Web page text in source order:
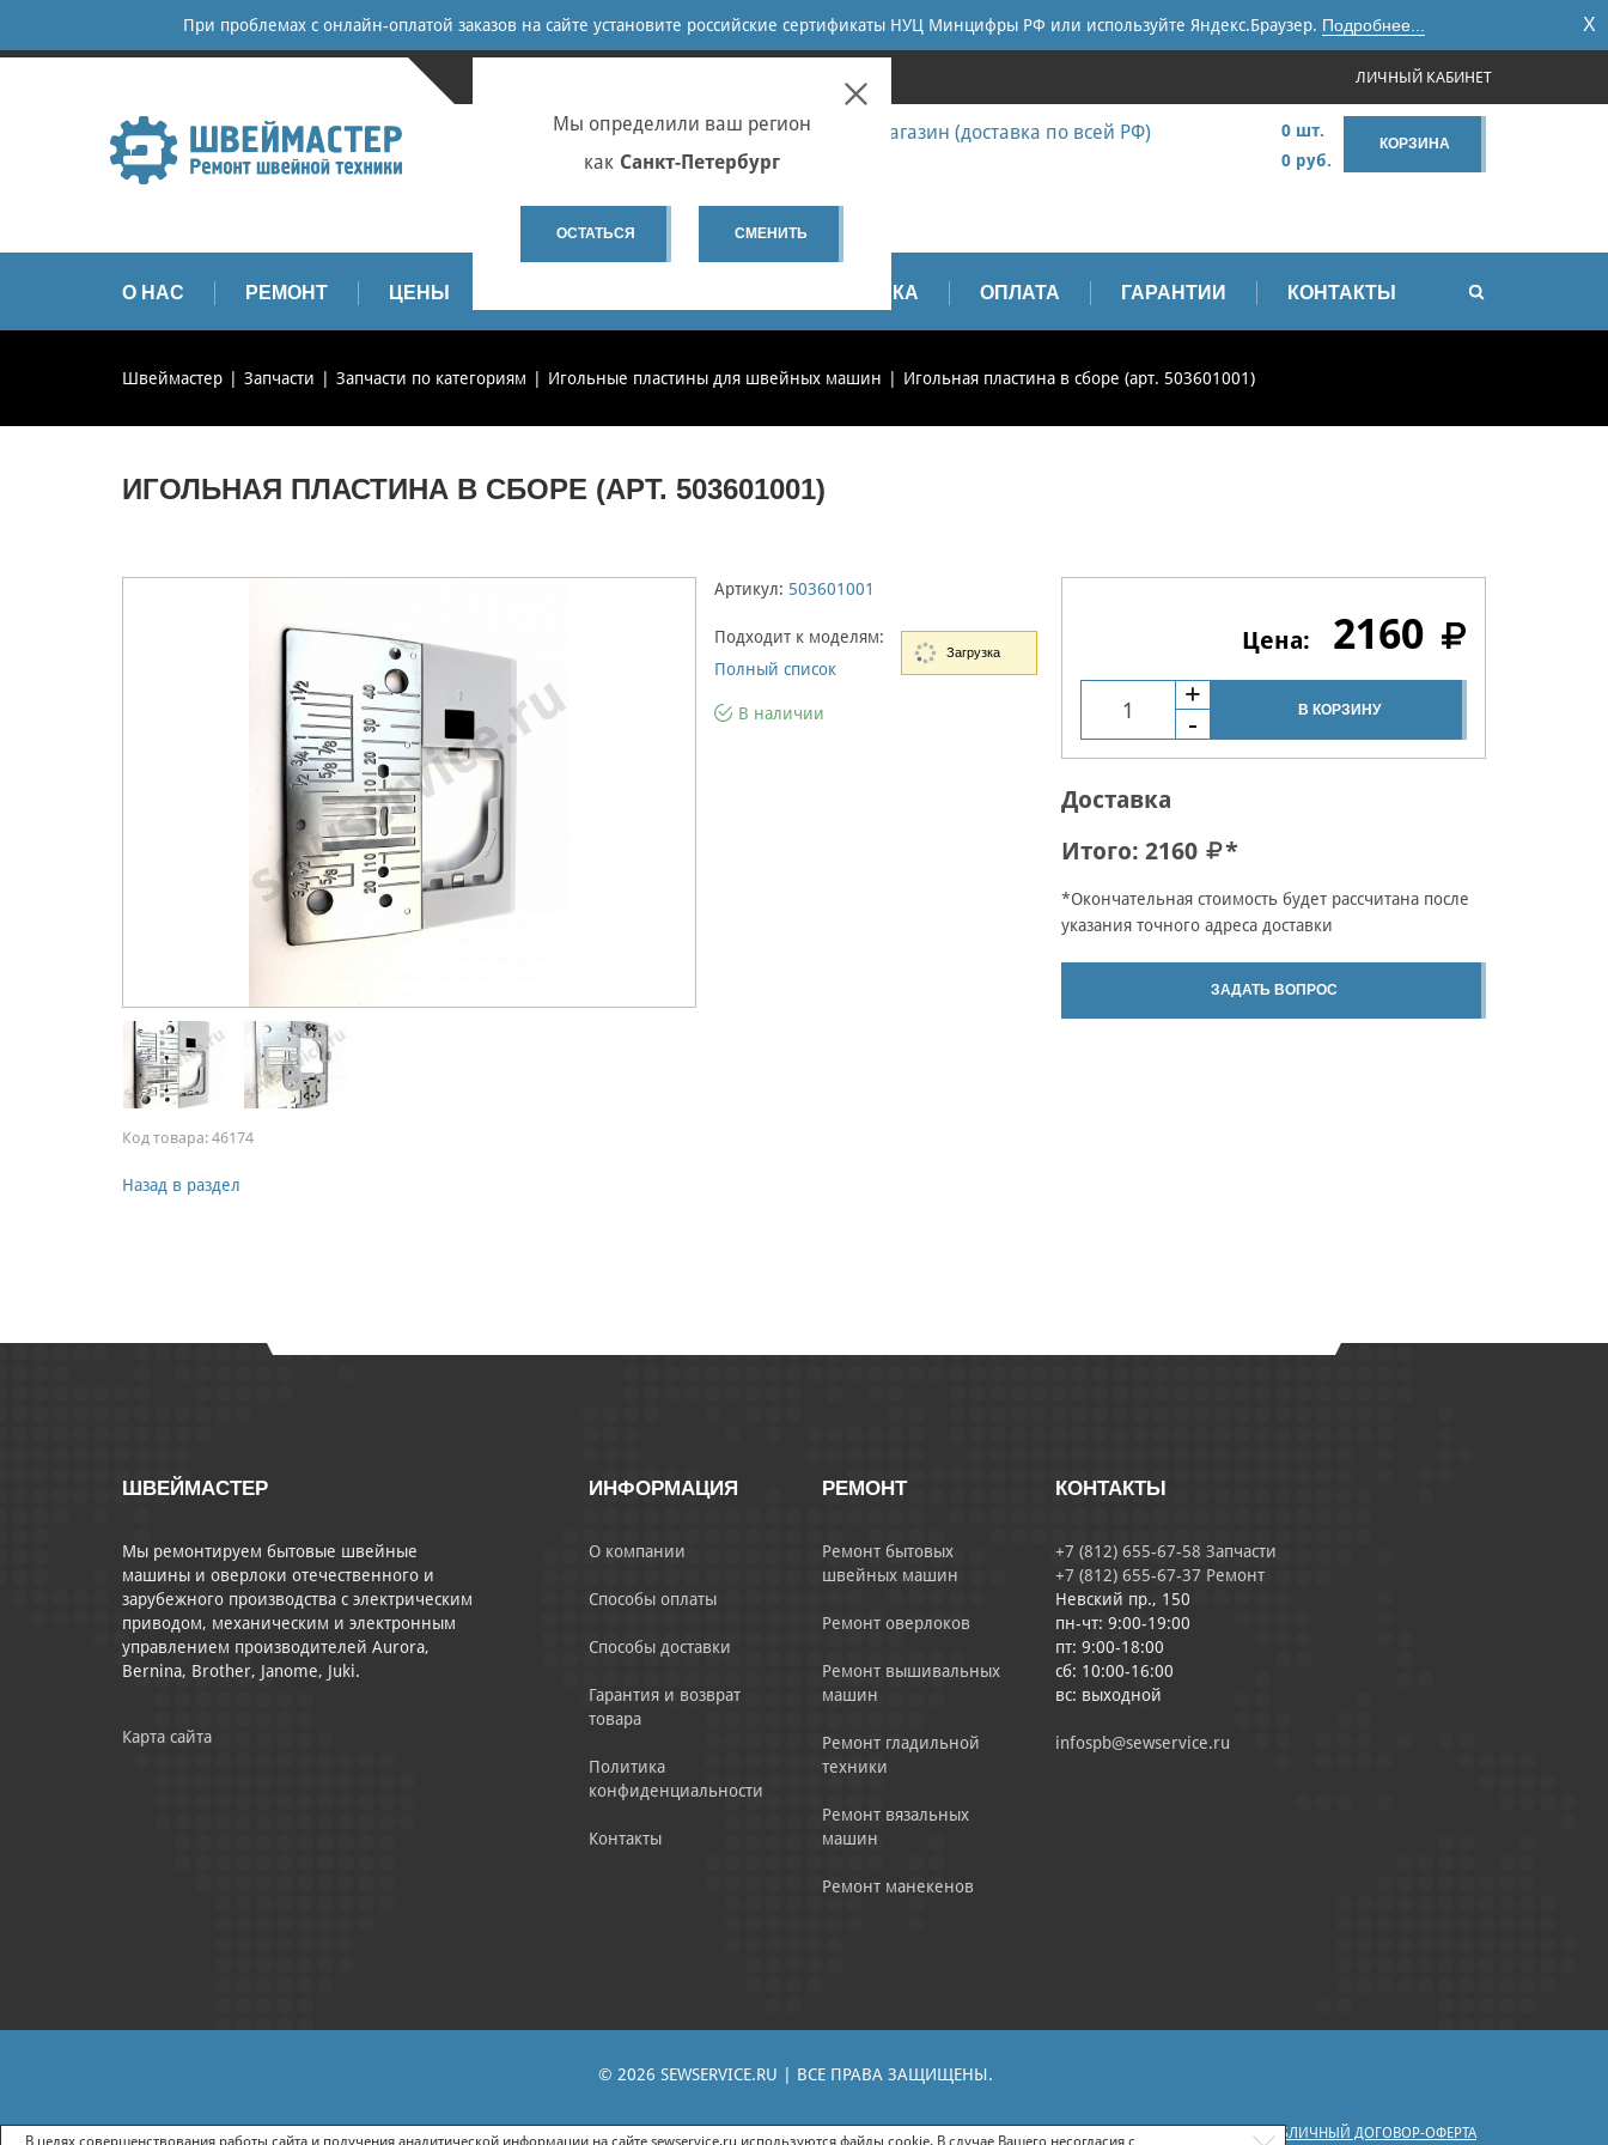
При проблемах с онлайн-оплатой заказов на сайте установите российские сертификаты НУЦ Минцифры РФ или используйте Яндекс.Браузер. Подробнее... X
Мы определили ваш регион
как Санкт-Петербург
ОСТАТЬСЯ СМЕНИТЬ
ЛИЧНЫЙ КАБИНЕТ
+7 (812) 655-67-58 Запчасти - интернет-магазин (доставка по всей РФ)
+7 (812) 655-67-37 Ремонт
infospb@sewservice.ru
КОРЗИНА
0 шт.
0 руб.
О НАС РЕМОНТ ЦЕНЫ ДОСТАВКА ОПЛАТА ГАРАНТИИ КОНТАКТЫ
Швеймастер Запчасти Запчасти по категориям Игольные пластины для швейных машин Игольная пластина в сборе (арт. 503601001)
ИГОЛЬНАЯ ПЛАСТИНА В СБОРЕ (АРТ. 503601001)
Код товара: 46174
Назад в раздел
Артикул: 503601001
Подходит к моделям:
Полный список
В наличии
2160
В КОРЗИНУ
Доставка
Итого: 2160 *
*Окончательная стоимость будет рассчитана после
указания точного адреса доставки
ЗАДАТЬ ВОПРОС
ШВЕЙМАСТЕР
Мы ремонтируем бытовые швейные
машины и оверлоки отечественного и
зарубежного производства с электрическим
приводом, механическим и электронным
управлением производителей Aurora,
Bernina, Brother, Janome, Juki.
Карта сайта
ИНФОРМАЦИЯ
О компании
Способы оплаты
Способы доставки
Гарантия и возврат
товара
Политика
конфиденциальности
Контакты
РЕМОНТ
Ремонт бытовых
швейных машин
Ремонт оверлоков
Ремонт вышивальных
машин
Ремонт гладильной
техники
Ремонт вязальных
машин
Ремонт манекенов
КОНТАКТЫ
+7 (812) 655-67-58 Запчасти
+7 (812) 655-67-37 Ремонт
Невский пр., 150
пн-чт: 9:00-19:00
пт: 9:00-18:00
сб: 10:00-16:00
вс: выходной
infospb@sewservice.ru
© 2026 SEWSERVICE.RU | ВСЕ ПРАВА ЗАЩИЩЕНЫ.
ПОЛИТИКА КОНФИДЕНЦИАЛЬНОСТИ | СОГЛАСИЕ НА ПОЛУЧЕНИЕ РЕКЛАМНО-ИНФОРМАЦИОННЫХ МАТЕРИАЛОВ | СОГЛАСИЕ НА ОБРАБОТКУ ПЕРСОНАЛЬНЫХ ДАННЫХ | ПУБЛИЧНЫЙ ДОГОВОР-ОФЕРТА
В целях совершенствования работы сайта и получения аналитической информации на сайте sewservice.ru используются файлы cookie. В случае Вашего несогласия с
Загрузка